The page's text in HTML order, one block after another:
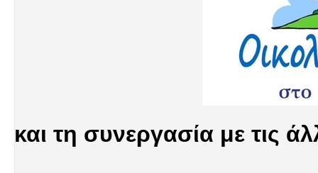
και τη συνεργασία με τις